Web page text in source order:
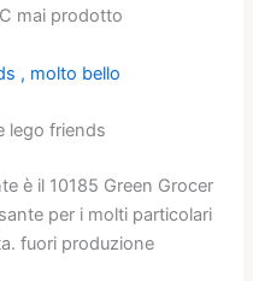
mai prodotto
lego friends
è il 10185 Green Grocer
per i molti particolari
fuori produzione